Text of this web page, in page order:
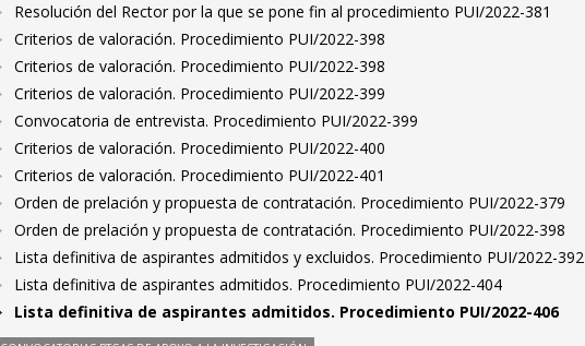
Resolución del Rector por la que se pone fin al procedimiento PUI/2022-381
Criterios de valoración. Procedimiento PUI/2022-398
Criterios de valoración. Procedimiento PUI/2022-398
Criterios de valoración. Procedimiento PUI/2022-399
Convocatoria de entrevista. Procedimiento PUI/2022-399
Criterios de valoración. Procedimiento PUI/2022-400
Criterios de valoración. Procedimiento PUI/2022-401
Orden de prelación y propuesta de contratación. Procedimiento PUI/2022-379
Orden de prelación y propuesta de contratación. Procedimiento PUI/2022-398
Lista definitiva de aspirantes admitidos y excluidos. Procedimiento PUI/2022-392
Lista definitiva de aspirantes admitidos. Procedimiento PUI/2022-404
Lista definitiva de aspirantes admitidos. Procedimiento PUI/2022-406